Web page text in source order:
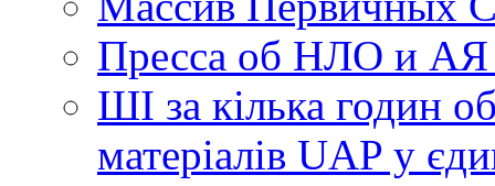
Пресса об НЛО и
ШІ за кілька годин
матеріалів UAP у